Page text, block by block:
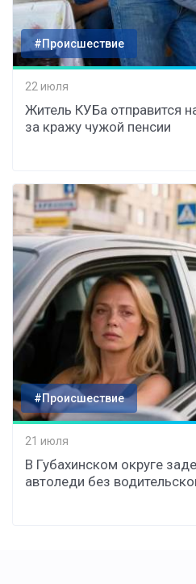
#Происшествие
22 июля
Житель КУБа отправится
за кражу чужой пенсии
#Происшествие
21 июля
В Губахинском округе
автоледи без